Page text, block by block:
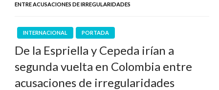
ENTRE ACUSACIONES DE IRREGULARIDADES
INTERNACIONAL PORTADA
De la Espriella y Cepeda irían a
segunda vuelta en Colombia entre
acusaciones de irregularidades